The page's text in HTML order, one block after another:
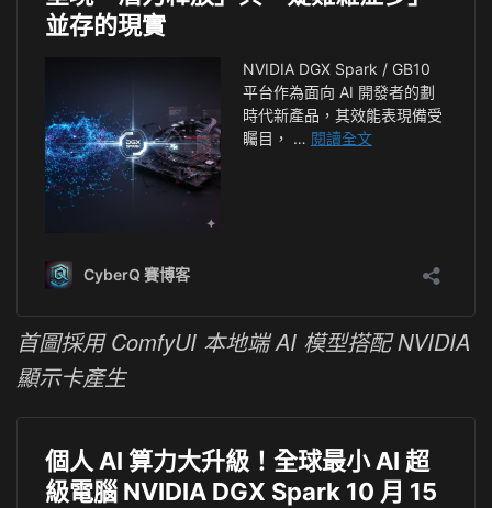
首圖採用 ComfyUI 本地端 AI 模型搭配 NVIDIA
顯示卡產生